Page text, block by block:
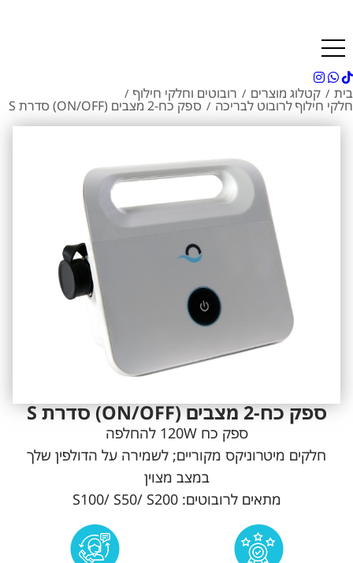
בית / קטלוג מוצרים / רובוטים וחלקי חילוף /
חלקי חילוף לרובוט לבריכה / ספק כח-2 מצבים (ON/OFF) סדרת S
ספק כח-2 מצבים (ON/OFF) סדרת S
ספק כח 120W להחלפה
חלקים מיטרוניקס מקוריים; לשמירה על הדולפין שלך
במצב מצוין
מתאים לרובוטים: S100/ S50/ S200